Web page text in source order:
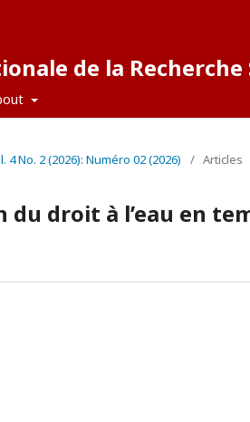
de la Recherche
4 No. 2 (2026): Numéro 02 (2026) / Articles
droit à l’eau en